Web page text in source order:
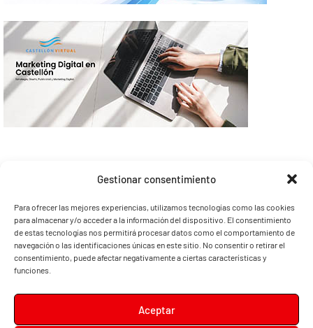
Gestionar consentimiento
Para ofrecer las mejores experiencias, utilizamos tecnologías como las cookies
para almacenar y/o acceder a la información del dispositivo. El consentimiento
de estas tecnologías nos permitirá procesar datos como el comportamiento de
navegación o las identificaciones únicas en este sitio. No consentir o retirar el
consentimiento, puede afectar negativamente a ciertas características y
funciones.
Aceptar